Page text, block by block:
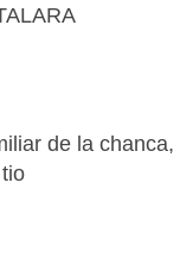
de la